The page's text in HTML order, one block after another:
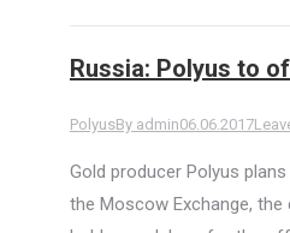
Russia: Polyus to
PolyusBy admin06.06.2017
Gold producer Polyus
the Moscow Exchange,